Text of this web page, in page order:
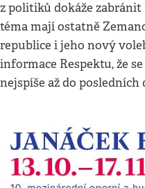
z politiků dokáže
téma mají ostatně
republice i jeho nový
informace Respektu, že
nejspíše až do posledních